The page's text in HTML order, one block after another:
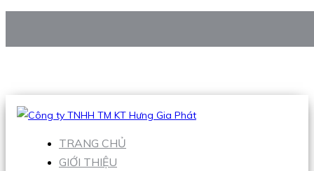
Hotline:0938 906 663
TRANG CHỦ
GIỚI THIỆU